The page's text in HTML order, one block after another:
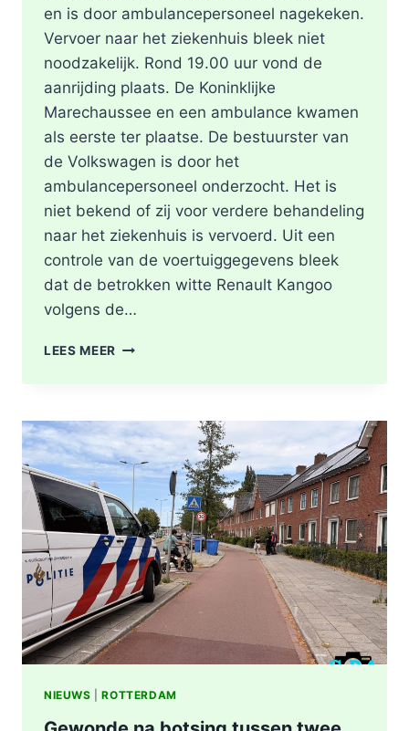
en is door ambulancepersoneel nagekeken.
Vervoer naar het ziekenhuis bleek niet
noodzakelijk. Rond 19.00 uur vond de
aanrijding plaats. De Koninklijke
Marechaussee en een ambulance kwamen
als eerste ter plaatse. De bestuurster van
de Volkswagen is door het
ambulancepersoneel onderzocht. Het is
niet bekend of zij voor verdere behandeling
naar het ziekenhuis is vervoerd. Uit een
controle van de voertuiggegevens bleek
dat de betrokken witte Renault Kangoo
volgens de…
LEES MEER GEWONDE
AANRIJDING
PITTSBURGHSTRAAT
IN
ROTTERDAM
NIEUWS |ROTTERDAM